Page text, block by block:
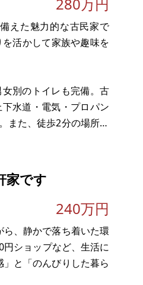
えた魅力的な古民家で
活かして家族や趣味を
別のトイレも完備。古
水道・電気・プロパン
また、徒歩2分の場所に
家です
240万円
、静かで落ち着いた環
ショップなど、生活に
と「のんびりした暮ら